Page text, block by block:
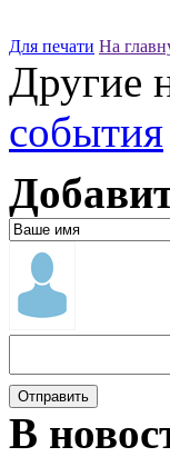
Для печати На
Другие
события
В